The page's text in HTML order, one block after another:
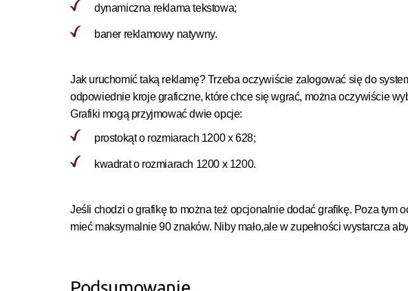
dynamiczna reklama tekstowa;
baner reklamowy natywny.
Jak uruchomić taką reklamę? Trzeba oczywiście zalogować się do
odpowiednie kroje graficzne, które chce się wgrać, można oczywiście
Grafiki mogą przyjmować dwie opcje:
prostokąt o rozmiarach 1200 x 628;
kwadrat o rozmiarach 1200 x 1200.
Jeśli chodzi o grafikę to można też opcjonalnie dodać grafikę. Poza tym
mieć maksymalnie 90 znaków. Niby mało,ale w zupełności wystarcza